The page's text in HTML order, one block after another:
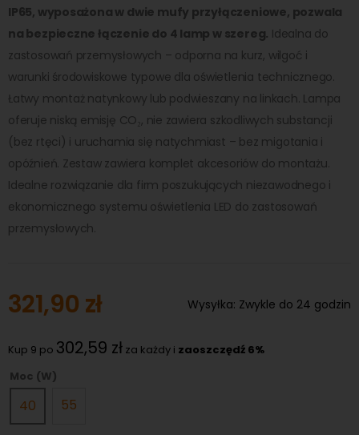
IP65, wyposażona w dwie mufy przyłączeniowe, pozwala
na bezpieczne łączenie do 4 lamp w szereg. Idealna do
zastosowań przemysłowych – odporna na kurz, wilgoć i
warunki środowiskowe typowe dla oświetlenia technicznego.
Łatwy montaż natynkowy lub podwieszany na linkach. Lampa
oferuje niską emisję CO₂, nie zawiera szkodliwych substancji
(bez rtęci) i uruchamia się natychmiast – bez migotania i
opóźnień. Zestaw zawiera komplet akcesoriów do montażu.
Idealne rozwiązanie dla firm poszukujących niezawodnego i
ekonomicznego systemu oświetlenia LED do zastosowań
przemysłowych.
321,90 zł Wysyłka: Zwykle do 24 godzin
Kup 9 po 302,59 zł za każdy i zaoszczędź 6%
Moc (W)
40 55